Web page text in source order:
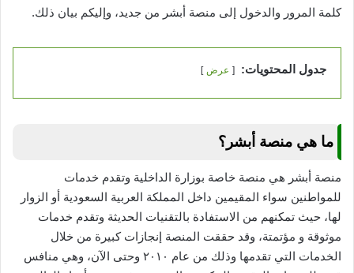
كلمة المرور والدخول إلى منصة أبشر من جديد، وإليكم بيان ذلك.
جدول المحتويات: عرض
ما هي منصة أبشر؟
منصة أبشر هي منصة خاصة بوزارة الداخلية وتقدم خدمات
للمواطنين سواء المقيمين داخل المملكة العربية السعودية أو الزوار
لها، حيث تمكنهم من الاستفادة بالتقنيات الحديثة وتقدم خدمات
موثوقة و مؤتمتة، وقد حققت المنصة إنجازات كبيرة من خلال
الخدمات التي تقدمها وذلك من عام ٢٠١٠ وحتى الآن، وهي منافس